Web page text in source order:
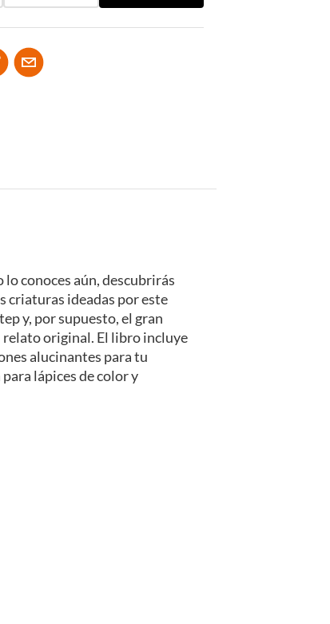
lo conoces aún, descubrirás
criaturas ideadas por este
y, por supuesto, el gran
relato original. El libro incluye
alucinantes para tu
lápices de color y